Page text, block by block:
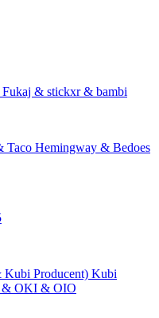
& stickxr & bambi
Taco Hemingway & Bedoes
Kubi Producent) Kubi
& OKI & OIO